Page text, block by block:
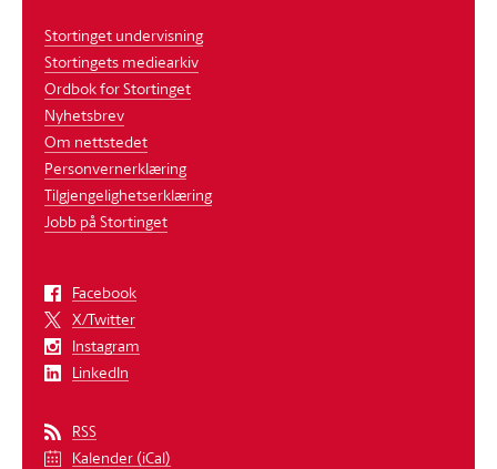
Sigrun Aasland
Arbeiderpartiet
Forsknings- og høyere utdanningsminister
Stortinget undervisning
Stortingets mediearkiv
Ordbok for Stortinget
Nyhetsbrev
Om nettstedet
Personvernerklæring
Tilgjengelighetserklæring
Jobb på Stortinget
Facebook
X/Twitter
Instagram
LinkedIn
RSS
Kalender (iCal)